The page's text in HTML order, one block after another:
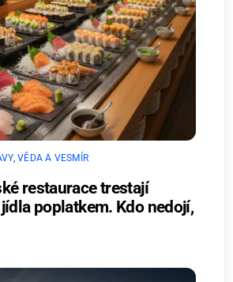
,VĚDA A VESMÍR
restaurace trestají
poplatkem. Kdo nedojí,